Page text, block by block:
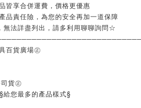
皆享合併運費，價格更優惠
品責任險，為您的安全再加一道保障
法詳盡列出，請多利用聊聊詢問☆
百貨廣場㊣
貨㊣
給您最多的產品樣式§